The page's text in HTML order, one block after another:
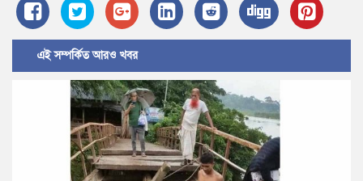
এই সম্পর্কিত আরও খবর